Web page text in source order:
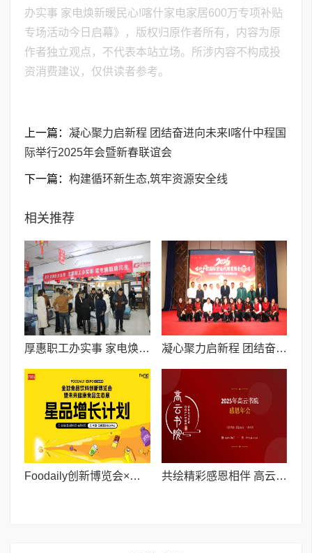
办实事 家电焕新暖民心!喀什家电家居600万专项补贴
专场活动今日启幕》，版权归原作者所有，内容为原
作者独立观点，不代表本站立场。所涉内容不构成投
资消费建议，仅供读者参考。
上一篇： 凝心聚力启新程 团结奋进向未来I喀什中程国
际举行2025年会暨新春联谊会
下一篇： 构建循环新生态,筑牢资源安全线
相关推荐
厚惠职工办实事 家电焕新暖民心!喀什家电家居600万专项补贴专场活动今日启幕 凝心聚力启新程 团结奋进向未来I喀什中程国际举行2025年会暨新春联谊会
Foodaily创新博览会×一柠传媒，联合出品「星品增长计划」 共绘精彩感恩相伴 高云书院 2025 感恩年会召开